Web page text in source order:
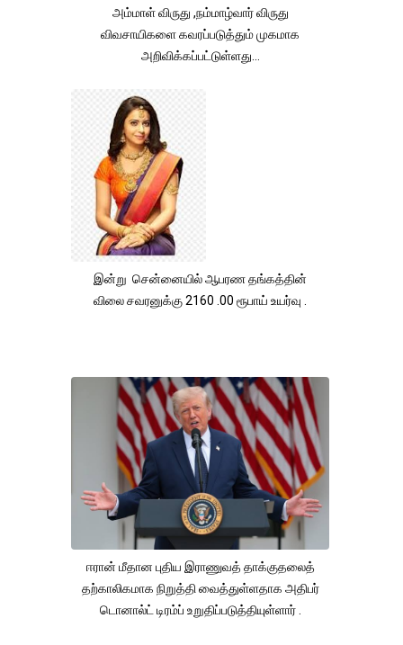
அம்மாள் விருது ,நம்மாழ்வார் விருது
விவசாயிகளை கவரப்படுத்தும் முகமாக
அறிவிக்கப்பட்டுள்ளது...
இன்று சென்னையில் ஆபரண தங்கத்தின்
விலை சவரனுக்கு 2160 .00 ரூபாய் உயர்வு .
ஈரான் மீதான புதிய இராணுவத் தாக்குதலைத்
தற்காலிகமாக நிறுத்தி வைத்துள்ளதாக அதிபர்
டொனால்ட் டிரம்ப் உறுதிப்படுத்தியுள்ளார் .